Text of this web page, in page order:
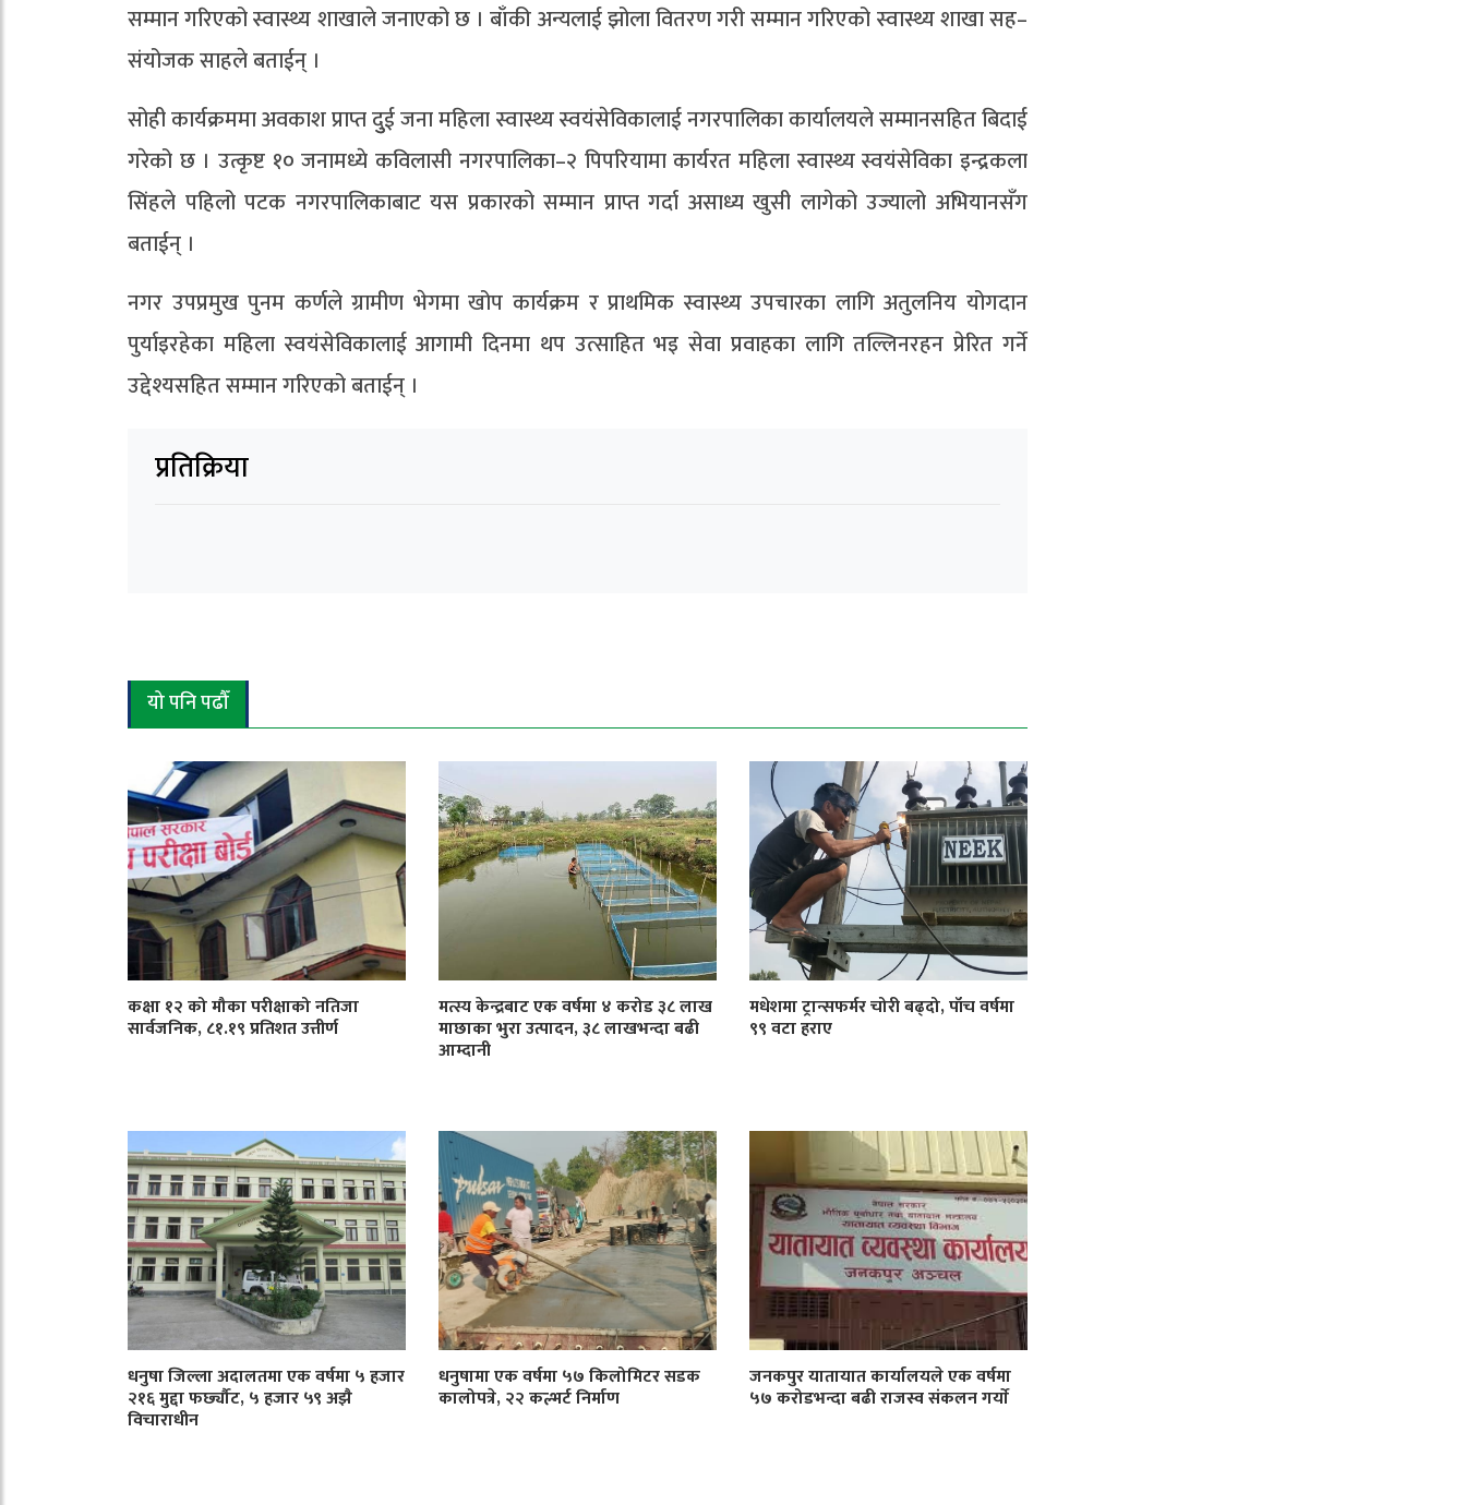
सम्मान गरिएको स्वास्थ्य शाखाले जनाएको छ । बाँकी अन्यलाई झोला वितरण गरी सम्मान गरिएको स्वास्थ्य शाखा सह–
संयोजक साहले बताईन् ।
सोही कार्यक्रममा अवकाश प्राप्त दुुई जना महिला स्वास्थ्य स्वयंसेविकालाई नगरपालिका कार्यालयले सम्मानसहित बिदाई
गरेको छ । उत्कृष्ट १० जनामध्ये कविलासी नगरपालिका–२ पिपरियामा कार्यरत महिला स्वास्थ्य स्वयंसेविका इन्द्रकला
सिंहले पहिलो पटक नगरपालिकाबाट यस प्रकारको सम्मान प्राप्त गर्दा असाध्य खुसी लागेको उज्यालो अभियानसँग
बताईन् ।
नगर उपप्रमुख पुनम कर्णले ग्रामीण भेगमा खोप कार्यक्रम र प्राथमिक स्वास्थ्य उपचारका लागि अतुलनिय योगदान
पुर्याइरहेका महिला स्वयंसेविकालाई आगामी दिनमा थप उत्साहित भइ सेवा प्रवाहका लागि तल्लिनरहन प्रेरित गर्ने
उद्देश्यसहित सम्मान गरिएको बताईन् ।
प्रतिक्रिया
यो पनि पढौँ
कक्षा १२ को मौका परीक्षाको नतिजा
सार्वजनिक, ८१.१९ प्रतिशत उत्तीर्ण
मत्स्य केन्द्रबाट एक वर्षमा ४ करोड ३८ लाख
माछाका भुरा उत्पादन, ३८ लाखभन्दा बढी
आम्दानी
मधेशमा ट्रान्सफर्मर चोरी बढ्दो, पाँच वर्षमा
९९ वटा हराए
धनुषा जिल्ला अदालतमा एक वर्षमा ५ हजार
२१६ मुद्दा फर्छ्यौट, ५ हजार ५९ अझै
विचाराधीन
धनुषामा एक वर्षमा ५७ किलोमिटर सडक
कालोपत्रे, २२ कल्भर्ट निर्माण
जनकपुर यातायात कार्यालयले एक वर्षमा
५७ करोडभन्दा बढी राजस्व संकलन गर्याे